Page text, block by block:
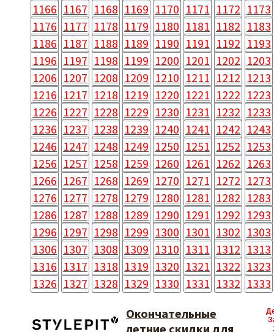
1166 1167 1168 1169 1170 1171 1172 1173
1176 1177 1178 1179 1180 1181 1182 1183
1186 1187 1188 1189 1190 1191 1192 1193
1196 1197 1198 1199 1200 1201 1202 1203
1206 1207 1208 1209 1210 1211 1212 1213
1216 1217 1218 1219 1220 1221 1222 1223
1226 1227 1228 1229 1230 1231 1232 1233
1236 1237 1238 1239 1240 1241 1242 1243
1246 1247 1248 1249 1250 1251 1252 1253
1256 1257 1258 1259 1260 1261 1262 1263
1266 1267 1268 1269 1270 1271 1272 1273
1276 1277 1278 1279 1280 1281 1282 1283
1286 1287 1288 1289 1290 1291 1292 1293
1296 1297 1298 1299 1300 1301 1302 1303
1306 1307 1308 1309 1310 1311 1312 1313
1316 1317 1318 1319 1320 1321 1322 1323
1326 1327 1328 1329 1330 1331 1332 1333
Окончательные
летние скидки для